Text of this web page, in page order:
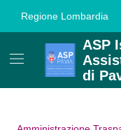
Regione Lombardia
ASP
di